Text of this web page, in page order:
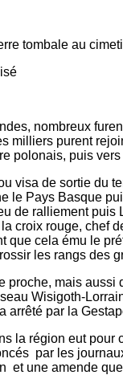
de
nombreux
milliers purent
polonais, puis
visa de sortie
le Pays Basque
de ralliement
croix rouge, chef
cela ému le
les rangs des
proche, mais
Wisigoth-
arrêté par la
la région eut
par les
une amende